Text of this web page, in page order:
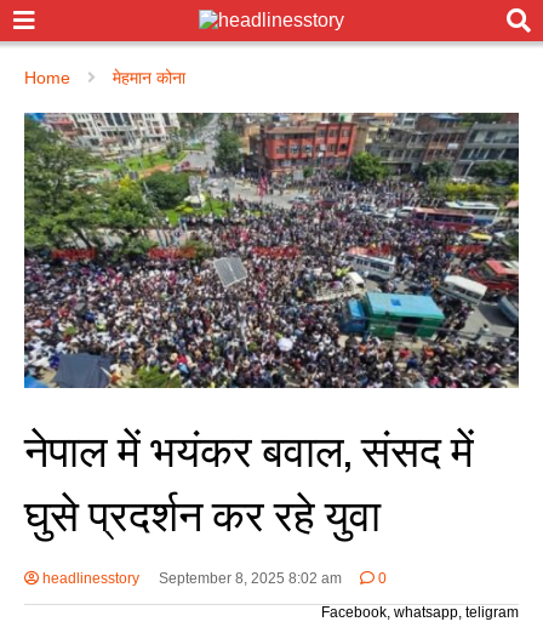
Home मेहमान कोना
नेपाल में भयंकर बवाल, संसद में
घुसे प्रदर्शन कर रहे युवा
headlinesstory September 8, 2025 8:02 am
0
Facebook, whatsapp, teligram